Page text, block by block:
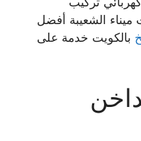
الشعيبة أفضل
بالكويت خدمة على